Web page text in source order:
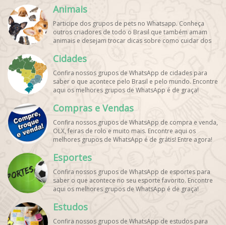
Animais
Participe dos grupos de pets no Whatsapp. Conheça
outros criadores de todo o Brasil que também amam
animais e desejam trocar dicas sobre como cuidar dos
graça!
Cidades
Confira nossos grupos de WhatsApp de cidades para
saber o que acontece pelo Brasil e pelo mundo. Encontre
aqui os melhores grupos de WhatsApp é de graça!
Compras e Vendas
Confira nossos grupos de WhatsApp de compra e venda,
OLX, feiras de rolo e muito mais. Encontre aqui os
melhores grupos de WhatsApp é de grátis! Entre agora!
Esportes
Confira nossos grupos de WhatsApp de esportes para
saber o que acontece no seu esporte favorito. Encontre
aqui os melhores grupos de WhatsApp é de graça!
Estudos
Confira nossos grupos de WhatsApp de estudos para